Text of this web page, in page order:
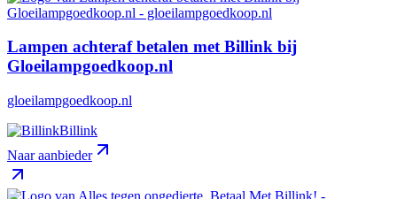
Lampen achteraf betalen met Billink bij
Gloeilampgoedkoop.nl
gloeilampgoedkoop.nl
Billink
Naar aanbieder